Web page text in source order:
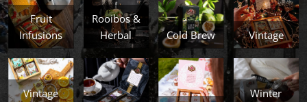
Fruit
Infusions
Rooibos &
Herbal
Cold Brew Vintage
Vintage
Winter